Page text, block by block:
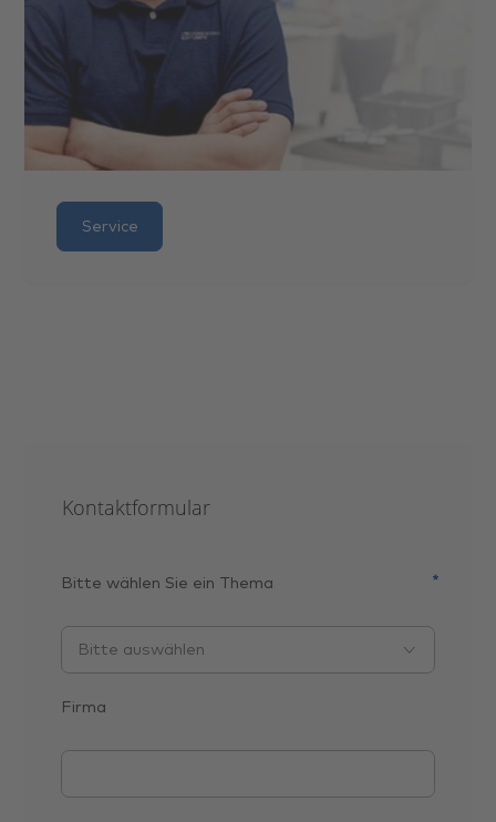
Service
Kontaktformular
Bitte wählen Sie ein Thema
Firma